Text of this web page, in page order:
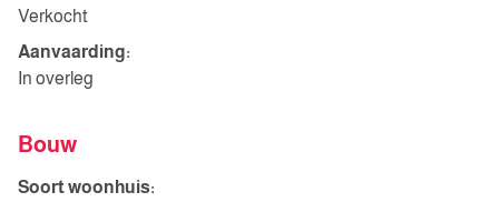
Verkocht
Aanvaarding:
In overleg
Bouw
Soort woonhuis: